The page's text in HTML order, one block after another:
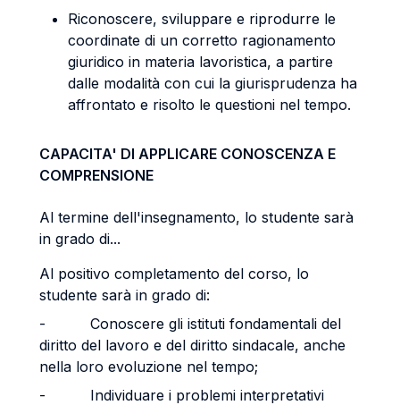
Riconoscere, sviluppare e riprodurre le
coordinate di un corretto ragionamento
giuridico in materia lavoristica, a partire
dalle modalità con cui la giurisprudenza ha
affrontato e risolto le questioni nel tempo.
CAPACITA' DI APPLICARE CONOSCENZA E
COMPRENSIONE
Al termine dell'insegnamento, lo studente sarà
in grado di...
Al positivo completamento del corso, lo
studente sarà in grado di:
- Conoscere gli istituti fondamentali del
diritto del lavoro e del diritto sindacale, anche
nella loro evoluzione nel tempo;
- Individuare i problemi interpretativi